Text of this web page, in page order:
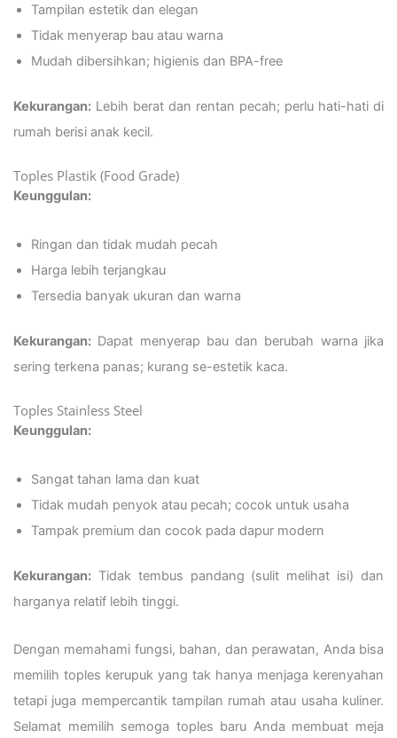
Tampilan estetik dan elegan
Tidak menyerap bau atau warna
Mudah dibersihkan; higienis dan BPA-free
Kekurangan: Lebih berat dan rentan pecah; perlu hati-hati di
rumah berisi anak kecil.
Toples Plastik (Food Grade)
Keunggulan:
Ringan dan tidak mudah pecah
Harga lebih terjangkau
Tersedia banyak ukuran dan warna
Kekurangan: Dapat menyerap bau dan berubah warna jika
sering terkena panas; kurang se-estetik kaca.
Toples Stainless Steel
Keunggulan:
Sangat tahan lama dan kuat
Tidak mudah penyok atau pecah; cocok untuk usaha
Tampak premium dan cocok pada dapur modern
Kekurangan: Tidak tembus pandang (sulit melihat isi) dan
harganya relatif lebih tinggi.
Dengan memahami fungsi, bahan, dan perawatan, Anda bisa
memilih toples kerupuk yang tak hanya menjaga kerenyahan
tetapi juga mempercantik tampilan rumah atau usaha kuliner.
Selamat memilih semoga toples baru Anda membuat meja